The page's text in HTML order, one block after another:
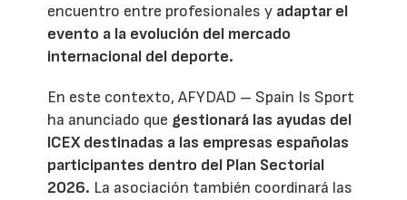
encuentro entre profesionales y adaptar el
evento a la evolución del mercado
internacional del deporte.
En este contexto, AFYDAD – Spain Is Sport
ha anunciado que gestionará las ayudas del
ICEX destinadas a las empresas españolas
participantes dentro del Plan Sectorial
2026. La asociación también coordinará las